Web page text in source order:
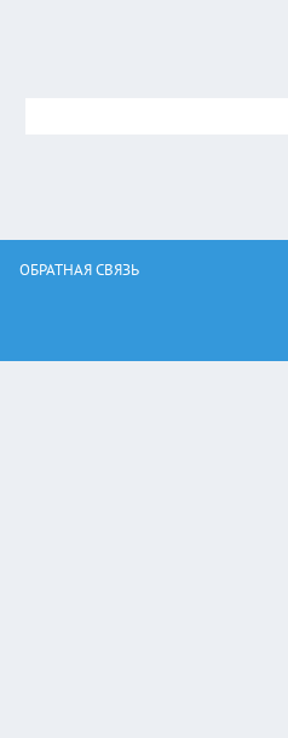
ОБРАТНАЯ СВЯЗЬ